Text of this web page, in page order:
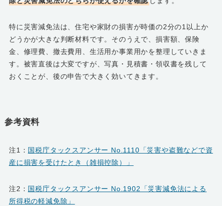
特に災害減免法は、住宅や家財の損害が時価の2分の1以上か
どうかが大きな判断材料です。そのうえで、損害額、保険
金、修理費、撤去費用、生活用か事業用かを整理していきま
す。被害直後は大変ですが、写真・見積書・領収書を残して
おくことが、後の申告で大きく効いてきます。
参考資料
注1： 国税庁タックスアンサー No.1110「災害や盗難などで資
産に損害を受けたとき（雑損控除）」
注2： 国税庁タックスアンサー No.1902「災害減免法による
所得税の軽減免除」